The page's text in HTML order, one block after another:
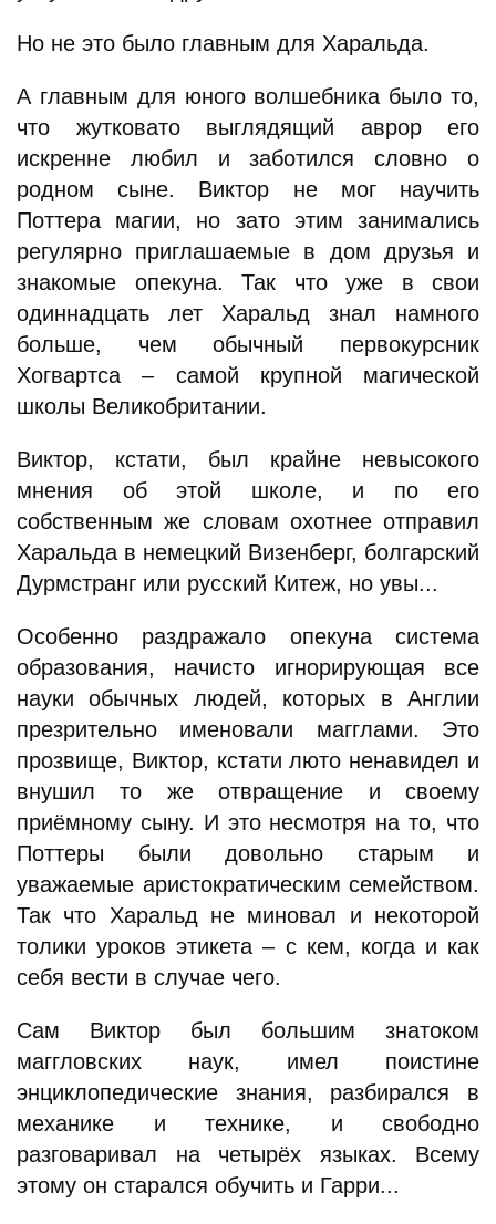
Но не это было главным для Харальда.
А главным для юного волшебника было то,
что жутковато выглядящий аврор его
искренне любил и заботился словно о
родном сыне. Виктор не мог научить
Поттера магии, но зато этим занимались
регулярно приглашаемые в дом друзья и
знакомые опекуна. Так что уже в свои
одиннадцать лет Харальд знал намного
больше, чем обычный первокурсник
Хогвартса – самой крупной магической
школы Великобритании.
Виктор, кстати, был крайне невысокого
мнения об этой школе, и по его
собственным же словам охотнее отправил
Харальда в немецкий Визенберг, болгарский
Дурмстранг или русский Китеж, но увы...
Особенно раздражало опекуна система
образования, начисто игнорирующая все
науки обычных людей, которых в Англии
презрительно именовали магглами. Это
прозвище, Виктор, кстати люто ненавидел и
внушил то же отвращение и своему
приёмному сыну. И это несмотря на то, что
Поттеры были довольно старым и
уважаемые аристократическим семейством.
Так что Харальд не миновал и некоторой
толики уроков этикета – с кем, когда и как
себя вести в случае чего.
Сам Виктор был большим знатоком
маггловских наук, имел поистине
энциклопедические знания, разбирался в
механике и технике, и свободно
разговаривал на четырёх языках. Всему
этому он старался обучить и Гарри...